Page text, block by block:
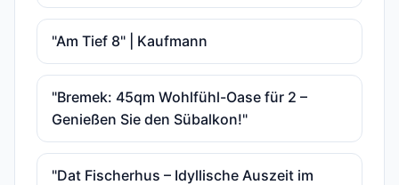
"Am Tief 8" | Kaufmann
"Bremek: 45qm Wohlfühl-Oase für 2 –
Genießen Sie den Sübalkon!"
"Dat Fischerhus – Idyllische Auszeit im